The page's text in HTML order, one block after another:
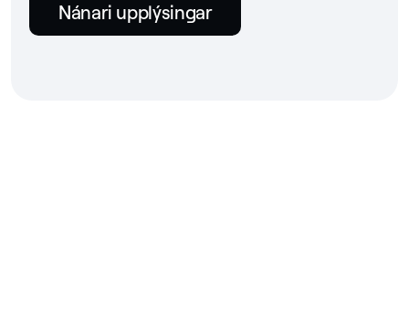
Nánari upplýsingar